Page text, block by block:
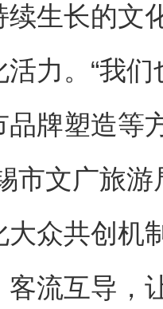
续生长的文
力。“我
品牌塑造等
市文广旅
大众共创机
客流互导，